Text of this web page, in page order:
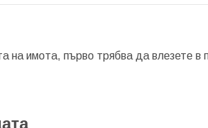
на имота, първо трябва да влезете в